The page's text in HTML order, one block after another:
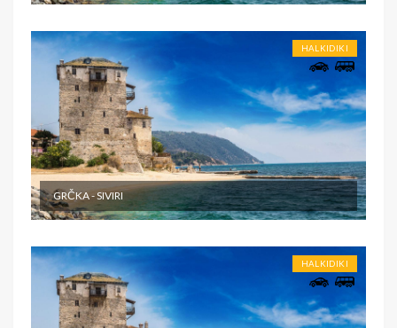
HALKIDIKI
GRČKA - SIVIRI
HALKIDIKI